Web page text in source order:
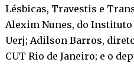
Lésbicas, Travestis e
Alexim Nunes, do
Uerj; Adilson Barros,
CUT Rio de Janeiro; e o